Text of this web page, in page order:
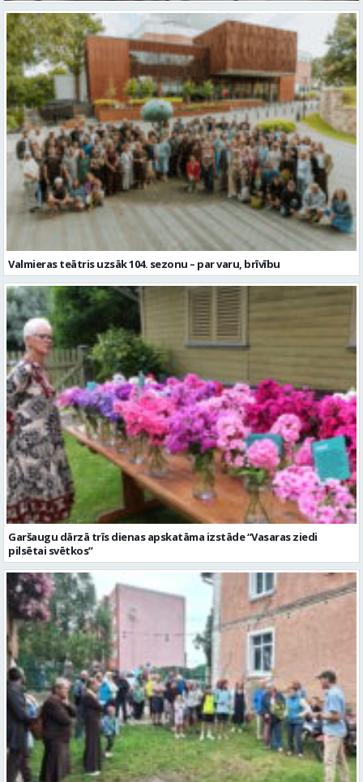
Valmieras teātris uzsāk 104. sezonu – par varu, brīvību
Garšaugu dārzā trīs dienas apskatāma izstāde “Vasaras ziedi
pilsētai svētkos”